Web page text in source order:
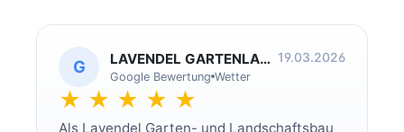
G LAVENDEL GARTENLANDSCHAFTSBAU 19.03.2026
Google Bewertung Wetter
★ ★ ★ ★ ★
Als Lavendel Garten- und Landschaftsbau